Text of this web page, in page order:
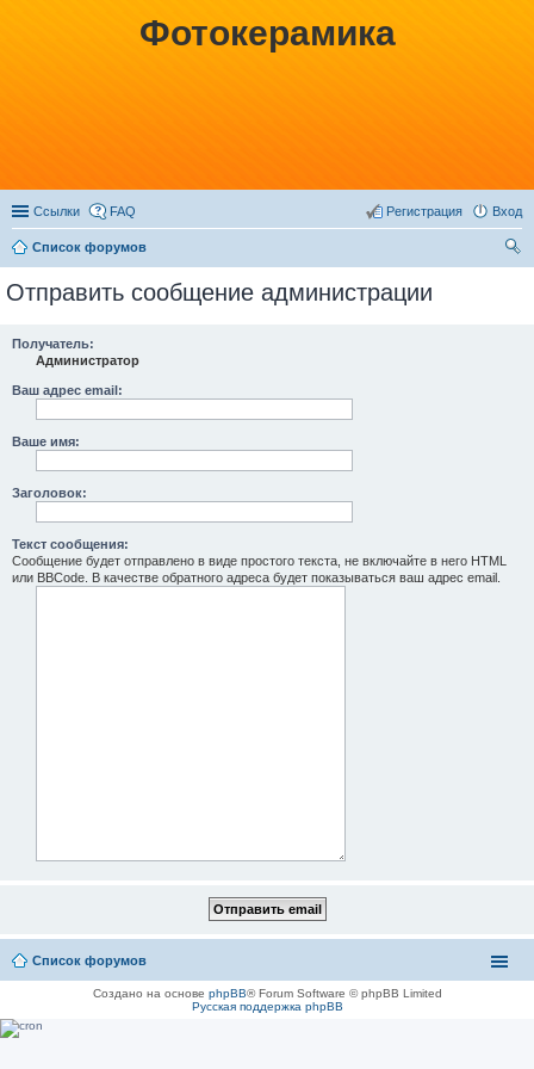
Фотокерамика
Ссылки FAQ Вход
Регистрация
Список форумов
Отправить сообщение администрации
Получатель:
Администратор
Ваш адрес email:
Ваше имя:
Заголовок:
Текст сообщения:
Сообщение будет отправлено в виде простого текста, не включайте в него HTML
или BBCode. В качестве обратного адреса будет показываться ваш адрес email.
Список форумов
Создано на основе phpBB® Forum Software © phpBB Limited
Русская поддержка phpBB